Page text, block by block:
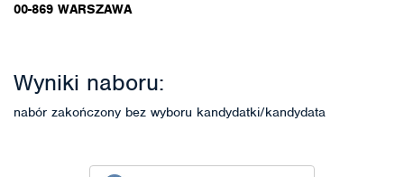
00-869 WARSZAWA
Wyniki naboru:
nabór zakończony bez wyboru kandydatki/kandydata